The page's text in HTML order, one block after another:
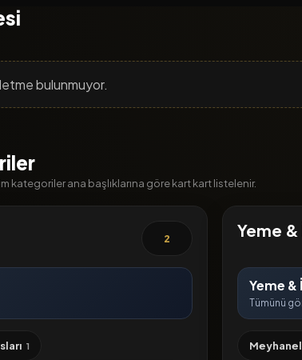
bulunmuyor.
kategoriler ana başlıklarına göre kart kart listelenir.
2
1
Yeme
Yeme &
Tümünü